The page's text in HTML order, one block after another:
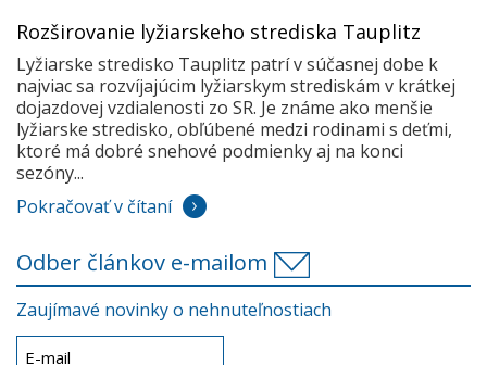
Rozširovanie lyžiarskeho strediska Tauplitz
Lyžiarske stredisko Tauplitz patrí v súčasnej dobe k
najviac sa rozvíjajúcim lyžiarskym strediskám v krátkej
dojazdovej vzdialenosti zo SR. Je známe ako menšie
lyžiarske stredisko, obľúbené medzi rodinami s deťmi,
ktoré má dobré snehové podmienky aj na konci
sezóny...
Pokračovať v čítaní
Odber článkov e-mailom
Zaujímavé novinky o nehnuteľnostiach